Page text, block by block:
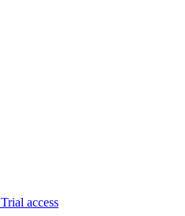
Trial access